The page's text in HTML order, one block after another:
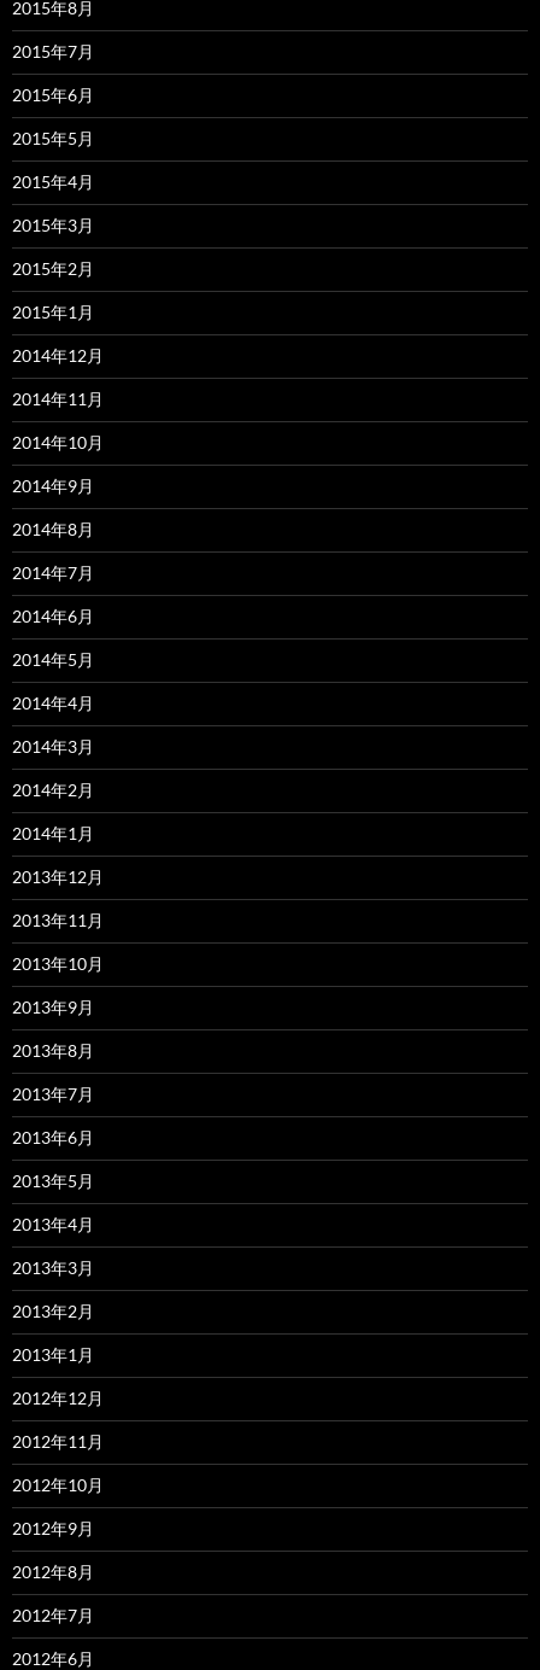
2015年8月
2015年7月
2015年6月
2015年5月
2015年4月
2015年3月
2015年2月
2015年1月
2014年12月
2014年11月
2014年10月
2014年9月
2014年8月
2014年7月
2014年6月
2014年5月
2014年4月
2014年3月
2014年2月
2014年1月
2013年12月
2013年11月
2013年10月
2013年9月
2013年8月
2013年7月
2013年6月
2013年5月
2013年4月
2013年3月
2013年2月
2013年1月
2012年12月
2012年11月
2012年10月
2012年9月
2012年8月
2012年7月
2012年6月